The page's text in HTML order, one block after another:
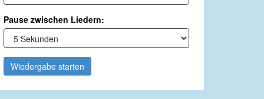
Pause zwischen Liedern:
Wiedergabe starten